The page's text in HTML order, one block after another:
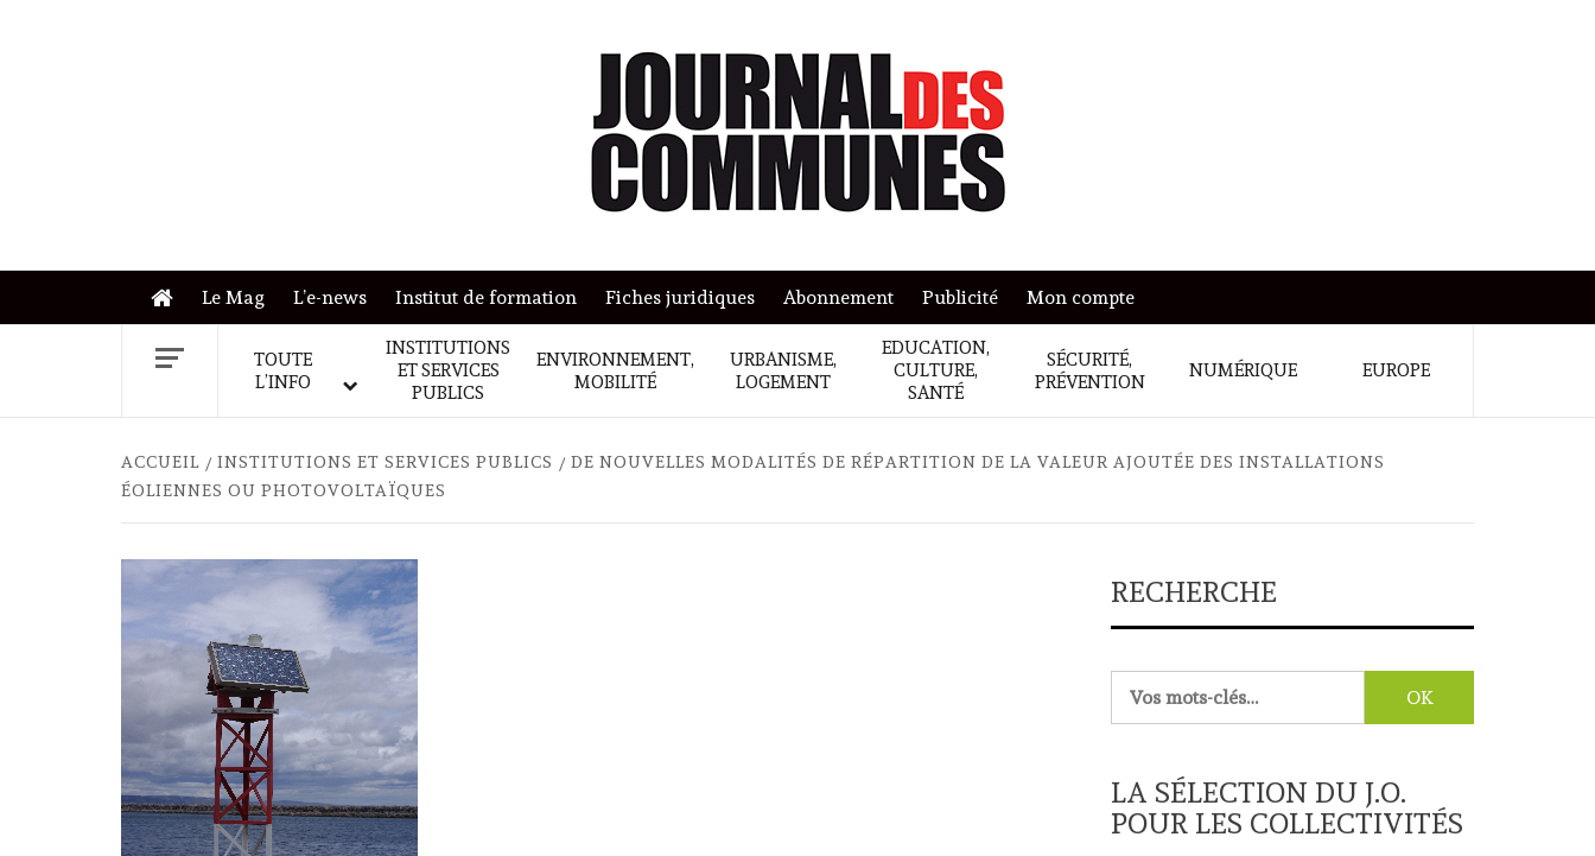
Le Mag L’e-news Institut de formation Fiches juridiques Abonnement Publicité Mon compte
TOUTE
L’INFO
INSTITUTIONS
ET SERVICES
PUBLICS
ENVIRONNEMENT,
MOBILITÉ
URBANISME,
LOGEMENT
EDUCATION,
CULTURE,
SANTÉ
SÉCURITÉ,
PRÉVENTION
NUMÉRIQUE EUROPE
ACCUEIL INSTITUTIONS ET SERVICES PUBLICS
DE NOUVELLES MODALITÉS DE RÉPARTITION DE LA VALEUR AJOUTÉE DES INSTALLATIONS
ÉOLIENNES OU PHOTOVOLTAÏQUES
RECHERCHE
LA SÉLECTION DU J.O.
POUR LES COLLECTIVITÉS